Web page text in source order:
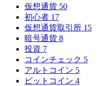
仮想通貨 50
初心者 17
仮想通貨取引所 15
暗号通貨 8
投資 7
コインチェック 5
アルトコイン 5
ビットコイン 4